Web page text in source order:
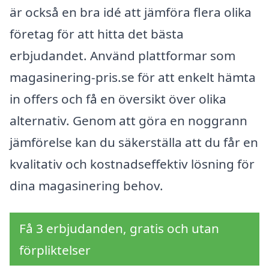
är också en bra idé att jämföra flera olika
företag för att hitta det bästa
erbjudandet. Använd plattformar som
magasinering-pris.se för att enkelt hämta
in offers och få en översikt över olika
alternativ. Genom att göra en noggrann
jämförelse kan du säkerställa att du får en
kvalitativ och kostnadseffektiv lösning för
dina magasinering behov.
Få 3 erbjudanden, gratis och utan
förpliktelser